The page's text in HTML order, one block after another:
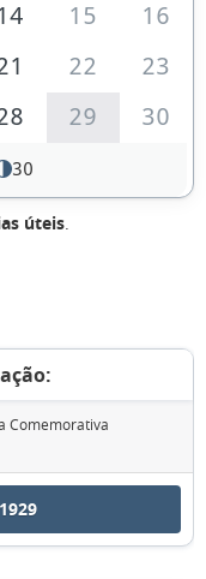
15
16
22
23
29 30
30
úteis.
Comemorativa